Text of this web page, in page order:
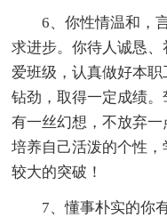
6、你性情温和，言
求进步。你待人诚恳
爱班级，认真做好本
钻劲，取得一定成绩
有一丝幻想，不放弃
培养自己活泼的个性
较大的突破！
7、懂事朴实的你有